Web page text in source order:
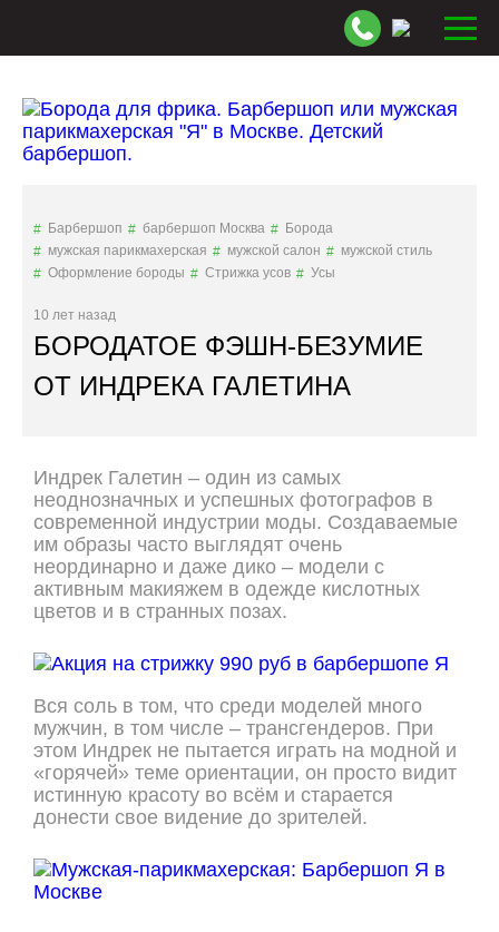
Барбершоп барбершоп Москва
Борода
мужская парикмахерская
мужской салон
мужской стиль
Оформление бороды
Стрижка усов Усы
10 лет назад
БОРОДАТОЕ ФЭШН-БЕЗУМИЕ
ОТ ИНДРЕКА ГАЛЕТИНА
Индрек Галетин – один из самых
неоднозначных и успешных фотографов в
современной индустрии моды. Создаваемые
им образы часто выглядят очень
неординарно и даже дико – модели с
активным макияжем в одежде кислотных
цветов и в странных позах.
Вся соль в том, что среди моделей много
мужчин, в том числе – трансгендеров. При
этом Индрек не пытается играть на модной и
«горячей» теме ориентации, он просто видит
истинную красоту во всём и старается
донести свое видение до зрителей.